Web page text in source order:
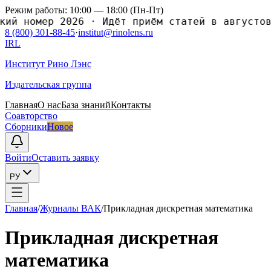
Режим работы: 10:00 — 18:00 (Пн-Пт)
2026·Идёт приём статей в
8 (800) 301-88-45·institut@rinolens.ru
IRL
Институт Рино Лэнс
Издательская группа
ГлавнаяО насБаза знанийКонтакты
Соавторство
СборникиНовое
ВойтиОставить заявку
РУ
Главная/Журналы ВАК/Прикладная дискретная математика
Прикладная дискретная
математика